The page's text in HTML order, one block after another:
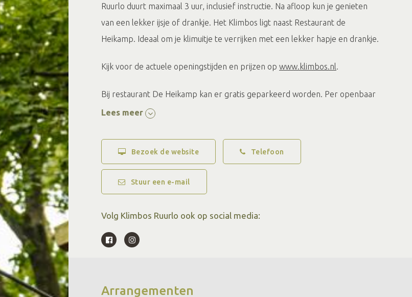
Ruurlo duurt maximaal 3 uur, inclusief instructie. Na afloop kun je genieten
van een lekker ijsje of drankje. Het Klimbos ligt naast Restaurant de
Heikamp. Ideaal om je klimuitje te verrijken met een lekker hapje en drankje.
Kijk voor de actuele openingstijden en prijzen op www.klimbos.nl.
Bij restaurant De Heikamp kan er gratis geparkeerd worden. Per openbaar
vervoer is Klimbos Ruurlo goed te bereiken via NS station Ruurlo. Vanaf hier
loopt het Kabouterpad, maar ook het Liefdespad. Heel goed te combineren
Lees meer
Bezoek de website Telefoon
Stuur een e-mail
Volg Klimbos Ruurlo ook op social media:
Arrangementen